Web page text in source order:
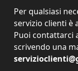
Per qualsiasi
servizio clienti è
Puoi contattarci
scrivendo una